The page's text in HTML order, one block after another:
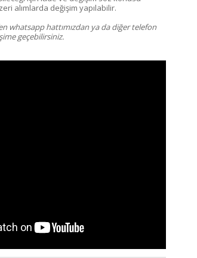
alımlarda değişim yapılabilir.
whatsapp hattımızdan ya da diğer telefon
geçebilirsiniz.